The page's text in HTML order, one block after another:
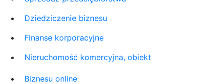
Dziedziczenie biznesu
Finanse korporacyjne
Nieruchomość komercyjna, obiekt
Biznesu online